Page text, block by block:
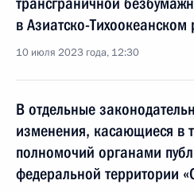
в Азиатско-Тихоокеанском
10 июля 2023 года, 12:30
В отдельные
изменения, касающиеся в
полномочий органами
федеральной территории